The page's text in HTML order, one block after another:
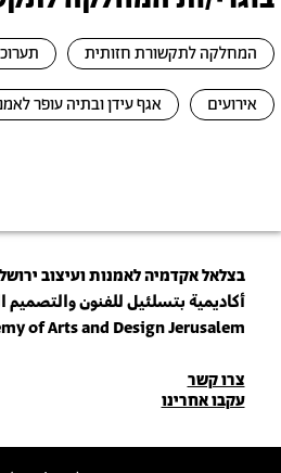
המחלקה לתקשורת חזותית
אירועים אגף עידן ובתיה עופר
בצלאל אקדמיה לאמנות ועיצוב
أكاديمية بتسلئيل للفنون
of Arts and Design Jerusalem
פרטי
יצירת
קשר
צרו קשר
עקבו אחרינו